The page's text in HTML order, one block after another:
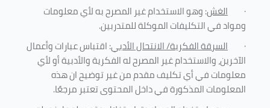
· الغش: وهو الاستخدام غير المصرح به لأي معلومات
ومواد في التكليفاتالموكلة للمتدربين.
· السرقة الفكرية/ الانتحال الأدبي: اقتباس عبارات وأعمال
الآخرين، والاستخدام غير المصرح له الفكرية والأدبية أو لأي
معلومات في أي تكليف مقدم من غير توضيح ان هذه
المعلومات المذكورة في داخل المحتوى تعتبر مرجعًا.